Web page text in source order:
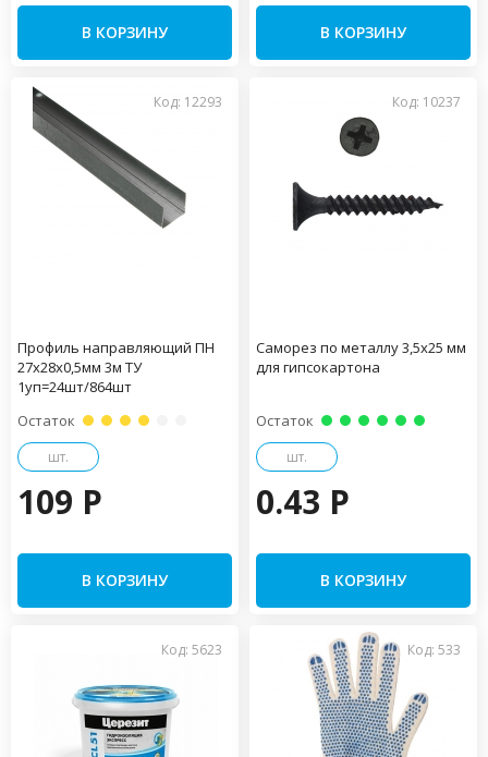
В КОРЗИНУ В КОРЗИНУ
Код: 12293
Профиль направляющий ПН
27х28х0,5мм 3м ТУ
1уп=24шт/864шт
Остаток
шт.
109 P
В КОРЗИНУ
Код: 10237
Саморез по металлу 3,5х25 мм
для гипсокартона
Остаток
шт.
0.43 P
В КОРЗИНУ
Код: 5623 Код: 533